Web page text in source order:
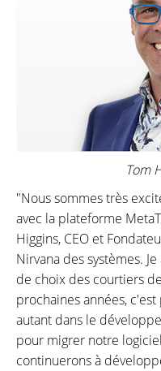
Tom
"Nous sommes très
avec la plateforme
Higgins, CEO et
Nirvana des systèmes.
de choix des courtiers
prochaines années,
autant dans le
pour migrer notre
continuerons à